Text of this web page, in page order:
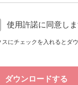
います）の使用
トウェア（ユーテ
用をお客様に非専
使用許諾に同意し
にチェックを入れるとダ
ダウンロードする